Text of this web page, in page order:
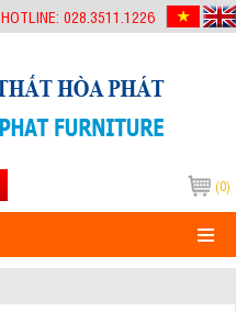
HOTLINE: 028.3511.1226
(0)